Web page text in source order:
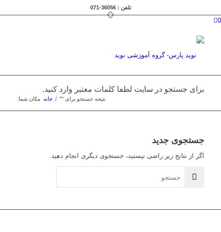
تلفن : 36056-071
0
برای جستجو در سایت لطفا کلمات معتبر وارد کنید.
مکان شما: خانه / نتیجه جستجو برای ""
جستجوی جدید
اگر از نتایج زیر راضی نیستید، جستجوی دیگری انجام دهید.